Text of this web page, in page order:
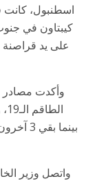
اسطنبول، كانت
كيبتاون في
وأكدت مصادر
بينما
واتصل وزير